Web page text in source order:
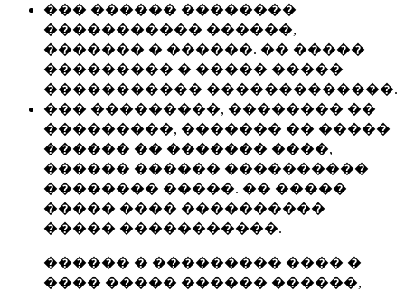
��� ������ ��������
����������� ������,
������� � ������. �� �����
��������� � ����� �����
����������� �������������.
��� ���������, �������� ��
���������, ������� �� �����
������ �� ������� ����,
������ ������ ����������
�������� �����. �� �����
����� ���� ����������
����� �����������.
������ � ��������� ���� �
���� ����� ������ ������,